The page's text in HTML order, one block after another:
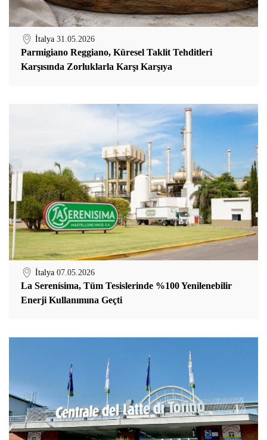
İtalya 31.05.2026
Parmigiano Reggiano, Küresel Taklit Tehditleri
Karşısında Zorluklarla Karşı Karşıya
İtalya 07.05.2026
La Serenísima, Tüm Tesislerinde %100 Yenilenebilir
Enerji Kullanımına Geçti